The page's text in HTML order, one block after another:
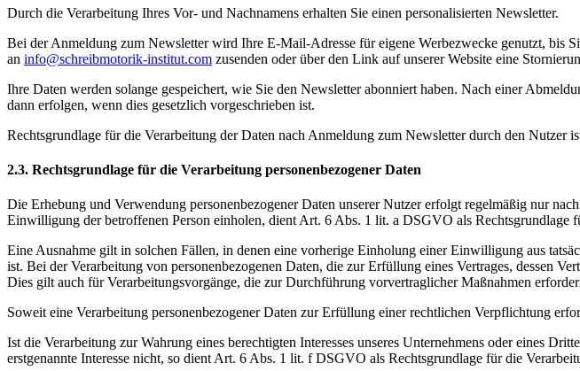
Durch die Verarbeitung Ihres Vor- und Nachnamens erhalten Sie einen personalisierten Newsletter.
Bei der Anmeldung zum Newsletter wird Ihre E-Mail-Adresse für eigene Werbezwecke genutzt, bis
an info@schreibmotorik-institut.com zusenden oder über den Link auf unserer Website eine
Ihre Daten werden solange gespeichert, wie Sie den Newsletter abonniert haben. Nach einer
dann erfolgen, wenn dies gesetzlich vorgeschrieben ist.
Rechtsgrundlage für die Verarbeitung der Daten nach Anmeldung zum Newsletter durch den
2.3. Rechtsgrundlage für die Verarbeitung personenbezogener Daten
Die Erhebung und Verwendung personenbezogener Daten unserer Nutzer erfolgt regelmäßig nur
Einwilligung der betroffenen Person einholen, dient Art. 6 Abs. 1 lit. a DSGVO als Rechtsgrundlage
Eine Ausnahme gilt in solchen Fällen, in denen eine vorherige Einholung einer Einwilligung aus
ist. Bei der Verarbeitung von personenbezogenen Daten, die zur Erfüllung eines Vertrages, dessen
Dies gilt auch für Verarbeitungsvorgänge, die zur Durchführung vorvertraglicher Maßnahmen
Soweit eine Verarbeitung personenbezogener Daten zur Erfüllung einer rechtlichen Verpflichtung
Ist die Verarbeitung zur Wahrung eines berechtigten Interesses unseres Unternehmens oder eines
erstgenannte Interesse nicht, so dient Art. 6 Abs. 1 lit. f DSGVO als Rechtsgrundlage für die